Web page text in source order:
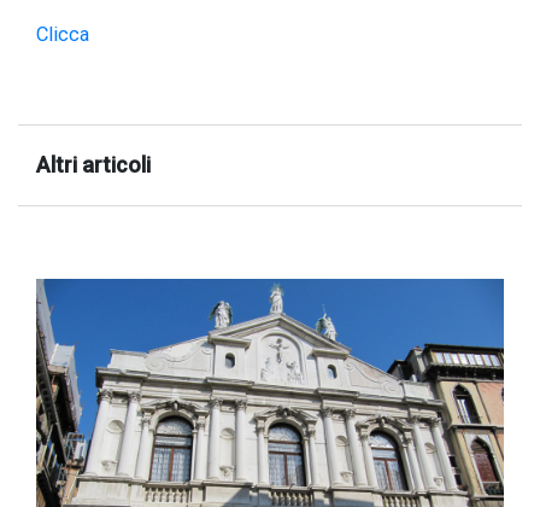
Clicca
Altri articoli
con il
decreto
Registrazione
avvenuta con
successo!